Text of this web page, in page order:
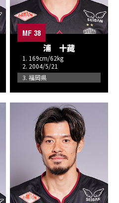
MF 38
浦 十藏
1. 169cm/62kg
2. 2004/5/21
3. 福岡県